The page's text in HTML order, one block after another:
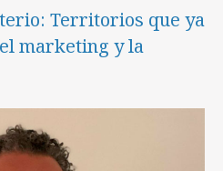
Territorios que ya
marketing y la